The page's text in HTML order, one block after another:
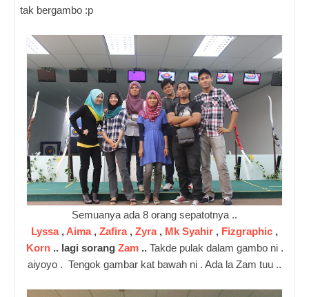
tak bergambo :p
Semuanya ada 8 orang sepatotnya ..
Lyssa, Aima, Zafira, Zyra, Mk Syahir , Fizgraphic ,
Korn.. lagi sorang Zam ..Takde pulak dalam gambo ni .
aiyoyo . Tengok gambar kat bawah ni . Ada la Zam tuu ..